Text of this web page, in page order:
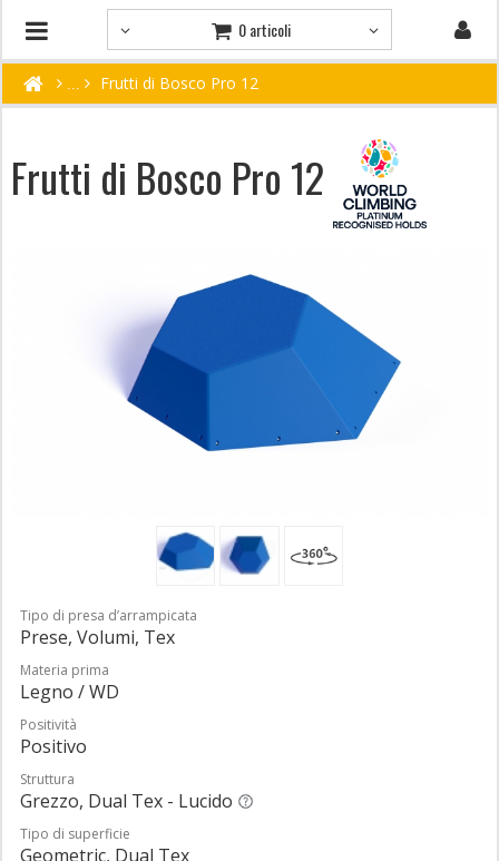
0 articoli
Frutti di Bosco Pro 12
Frutti di Bosco Pro 12
Tipo di presa d’arrampicata
Prese, Volumi, Tex
Materia prima
Legno / WD
Positività
Positivo
Struttura
Grezzo, Dual Tex - Lucido
Tipo di superficie
Geometric, Dual Tex